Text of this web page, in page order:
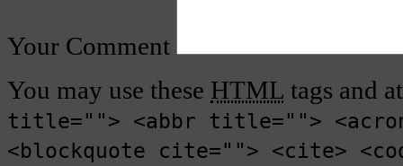
Your Comment
You may use these HTML tags and
title=""> <abbr title="">
<blockquote cite=""> <cite>